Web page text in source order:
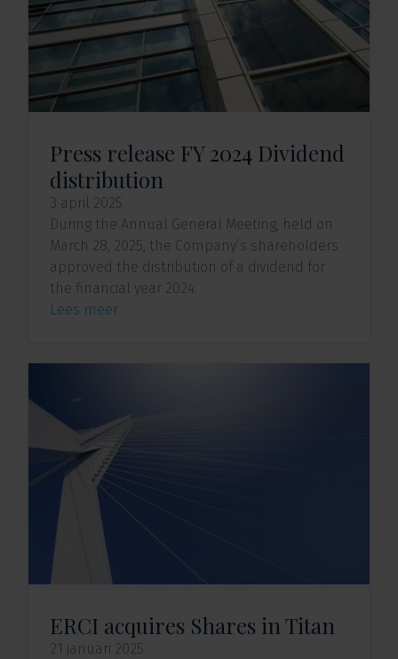
Press release FY 2024 Dividend
distribution
3 april 2025
During the Annual General Meeting, held on
March 28, 2025, the Company’s shareholders
approved the distribution of a dividend for
the financial year 2024.
Lees meer
ERCI acquires Shares in Titan
21 januari 2025